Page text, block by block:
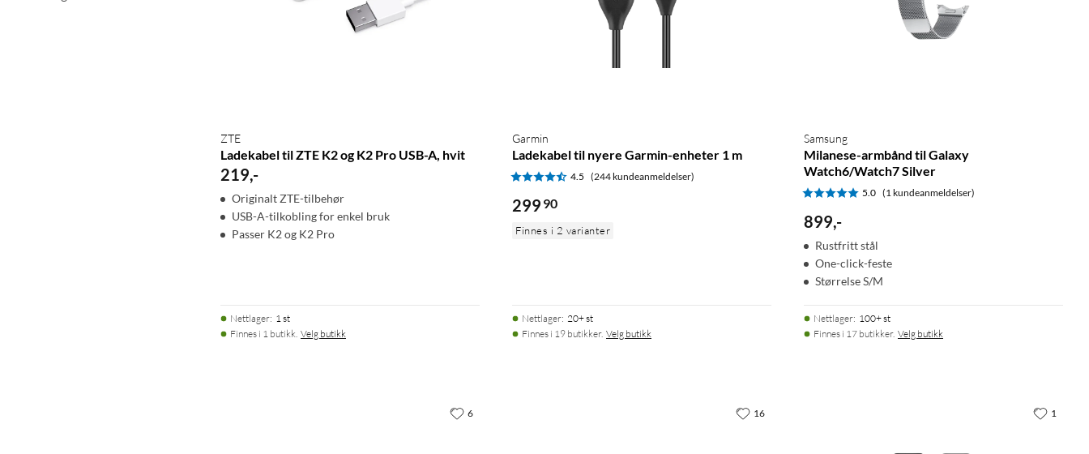
ZTE
Ladekabel til ZTE K2 og K2 Pro USB-A, hvit
219,-
Originalt ZTE-tilbehør
USB-A-tilkobling for enkel bruk
Passer K2 og K2 Pro
Nettlager: 1 st
Finnes i 1 butikk. Velg butikk
Garmin
Ladekabel til nyere Garmin-enheter 1 m
4.5 (244 kundeanmeldelser)
299 90
Finnes i 2 varianter
Nettlager: 20+ st
Finnes i 19 butikker. Velg butikk
Samsung
Milanese-armbånd til Galaxy
Watch6/Watch7 Silver
5.0 (1 kundeanmeldelser)
899,-
Rustfritt stål
One-click-feste
Størrelse S/M
Nettlager: 100+ st
Finnes i 17 butikker. Velg butikk
6 16 1